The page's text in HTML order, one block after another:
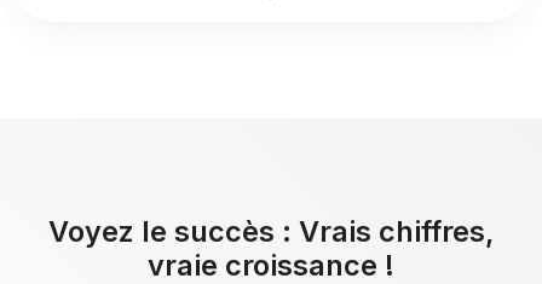
Voyez le succès : Vrais chiffres,
vraie croissance !